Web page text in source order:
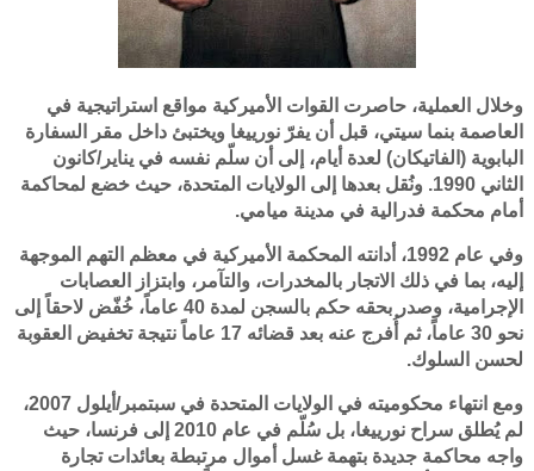
وخلال العملية، حاصرت القوات الأميركية مواقع استراتيجية في
العاصمة بنما سيتي، قبل أن يفرّ نورييغا ويختبئ داخل مقر السفارة
البابوية (الفاتيكان) لعدة أيام، إلى أن سلّم نفسه في يناير/كانون
الثاني 1990. ونُقل بعدها إلى الولايات المتحدة، حيث خضع لمحاكمة
أمام محكمة فدرالية في مدينة ميامي.
وفي عام 1992، أدانته المحكمة الأميركية في معظم التهم الموجهة
إليه، بما في ذلك الاتجار بالمخدرات، والتآمر، وابتزاز العصابات
الإجرامية، وصدر بحقه حكم بالسجن لمدة 40 عاماً، خُفّض لاحقاً إلى
نحو 30 عاماً، ثم أُفرج عنه بعد قضائه 17 عاماً نتيجة تخفيض العقوبة
لحسن السلوك.
ومع انتهاء محكوميته في الولايات المتحدة في سبتمبر/أيلول 2007،
لم يُطلق سراح نورييغا، بل سُلّم في عام 2010 إلى فرنسا، حيث
واجه محاكمة جديدة بتهمة غسل أموال مرتبطة بعائدات تجارة